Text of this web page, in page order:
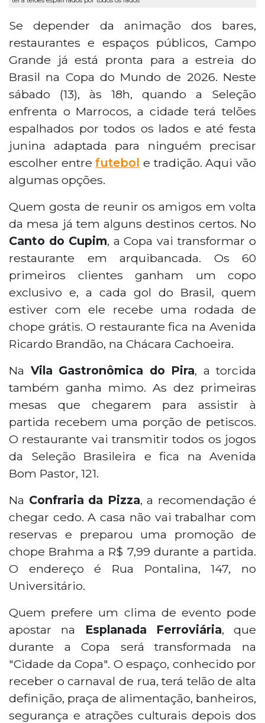
Se depender da animação dos bares,
restaurantes e espaços públicos, Campo
Grande já está pronta para a estreia do
Brasil na Copa do Mundo de 2026. Neste
sábado (13), às 18h, quando a Seleção
enfrenta o Marrocos, a cidade terá telões
espalhados por todos os lados e até festa
junina adaptada para ninguém precisar
escolher entrefutebol e tradição. Aqui vão
algumas opções.
Quem gosta de reunir os amigos em volta
da mesa já tem alguns destinos certos. No
Canto do Cupim, a Copa vai transformar o
restaurante em arquibancada. Os 60
primeiros clientes ganham um copo
exclusivo e, a cada gol do Brasil, quem
estiver com ele recebe uma rodada de
chope grátis. O restaurante fica na Avenida
Ricardo Brandão, na Chácara Cachoeira.
Na Vila Gastronômica do Pira, a torcida
também ganha mimo. As dez primeiras
mesas que chegarem para assistir à
partida recebem uma porção de petiscos.
O restaurante vai transmitir todos os jogos
da Seleção Brasileira e fica na Avenida
Bom Pastor, 121.
Na Confraria da Pizza, a recomendação é
chegar cedo. A casa não vai trabalhar com
reservas e preparou uma promoção de
chope Brahma a R$ 7,99 durante a partida.
O endereço é Rua Pontalina, 147, no
Universitário.
Quem prefere um clima de evento pode
apostar na
Esplanada Ferroviária, que
durante a Copa será transformada na
"Cidade da Copa". O espaço, conhecido por
receber o carnaval de rua, terá telão de alta
definição, praça de alimentação, banheiros,
segurança e atrações culturais depois dos